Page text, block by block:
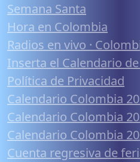
Semana Santa
Hora en Colombia
Radios en vivo ·
Inserta el Calendario
Política de Privacidad
Calendario Colombia
Calendario Colombia
Calendario Colombia
Cuenta regresiva de